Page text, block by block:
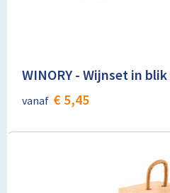
WINORY - Wijnset in blik
vanaf € 5,45